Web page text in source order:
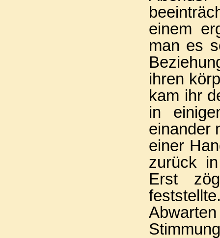
einem
man es
ihren
kam ihr
in
einander
einer
zurück
Erst